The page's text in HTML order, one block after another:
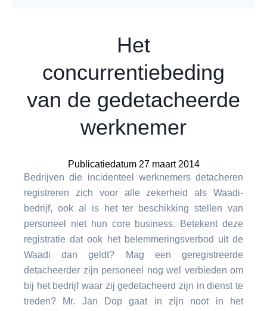
Het
concurrentiebeding
van de gedetacheerde
werknemer
Publicatiedatum 27 maart 2014
Bedrijven die incidenteel werknemers detacheren
registreren zich voor alle zekerheid als Waadi-
bedrijf, ook al is het ter beschikking stellen van
personeel niet hun core business. Betekent deze
registratie dat ook het belemmeringsverbod uit de
Waadi dan geldt? Mag een geregistreerde
detacheerder zijn personeel nog wel verbieden om
bij het bedrijf waar zij gedetacheerd zijn in dienst te
treden? Mr. Jan Dop gaat in zijn noot in het